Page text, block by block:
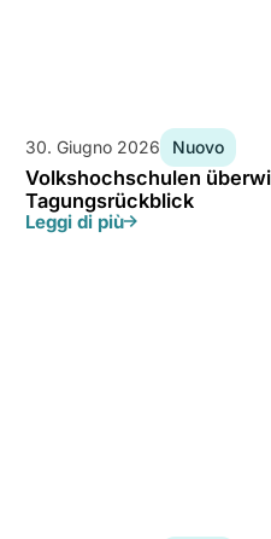
30. Giugno 2026 Nuovo
Volkshochschulen
Tagungsrückblick
Leggi di più